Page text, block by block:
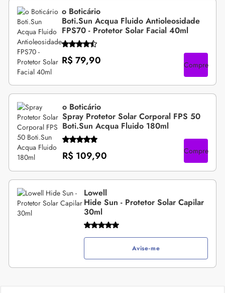
o Boticário
Boti.Sun Acqua Fluido Antioleosidade
FPS70 - Protetor Solar Facial 40ml
R$ 79,90 Compre
o Boticário
Spray Protetor Solar Corporal FPS 50
Boti.Sun Acqua Fluido 180ml
R$ 109,90 Compre
Lowell
Hide Sun - Protetor Solar Capilar
30ml
Avise-me